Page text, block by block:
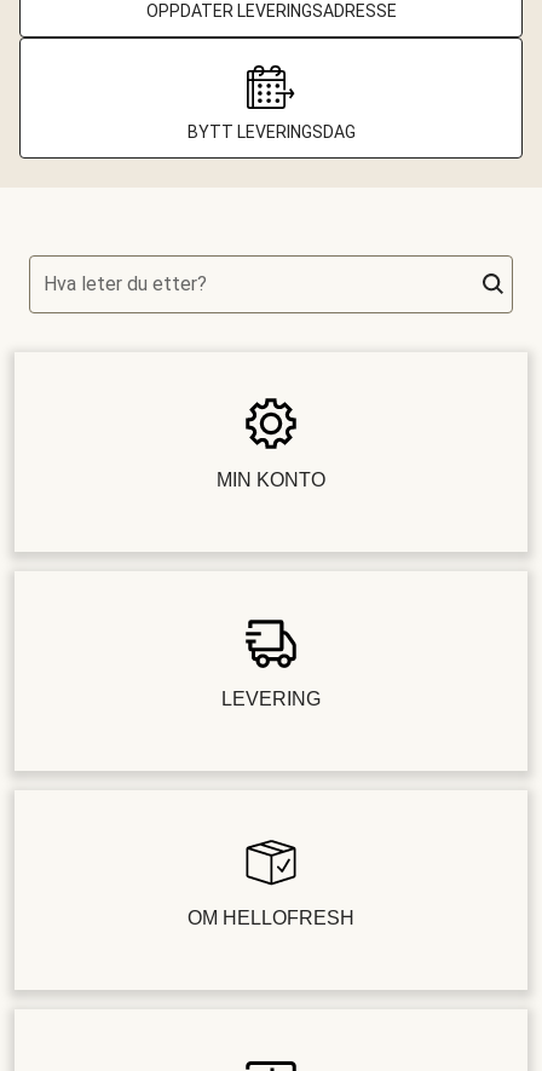
OPPDATER LEVERINGSADRESSE
BYTT LEVERINGSDAG
Hva leter du etter?
MIN KONTO
LEVERING
OM HELLOFRESH